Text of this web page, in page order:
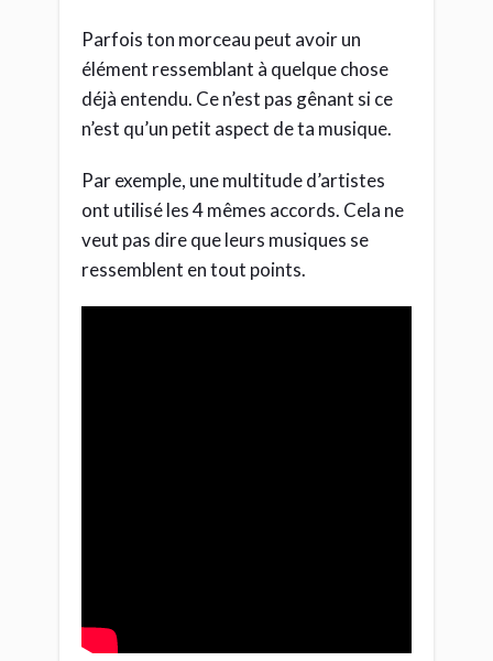
Parfois ton morceau peut avoir un
élément ressemblant à quelque chose
déjà entendu. Ce n’est pas gênant si ce
n’est qu’un petit aspect de ta musique.
Par exemple, une multitude d’artistes
ont utilisé les 4 mêmes accords. Cela ne
veut pas dire que leurs musiques se
ressemblent en tout points.